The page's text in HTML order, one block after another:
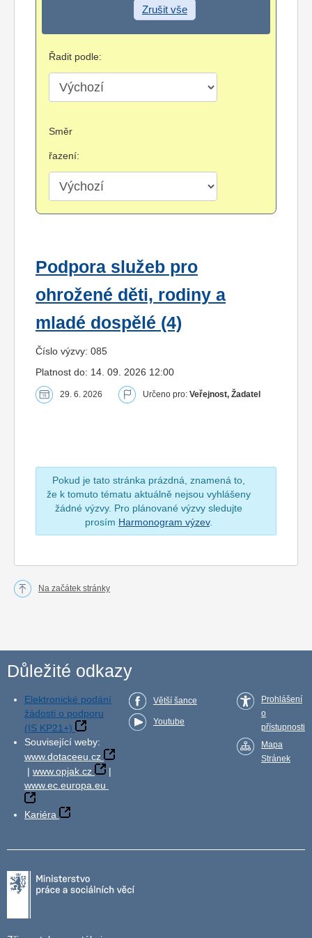
Zrušit vše
Řadit podle:
Směr
řazení:
Podpora služeb pro
ohrožené děti, rodiny a
mladé dospělé (4)
Číslo výzvy: 085
Platnost do: 14. 09. 2026 12:00
29. 6. 2026 Určeno pro: Veřejnost, Žadatel
Pokud je tato stránka prázdná, znamená to,
že k tomuto tématu aktuálně nejsou vyhlášeny
žádné výzvy. Pro plánované výzvy sledujte
prosím Harmonogram výzev.
Na začátek stránky
Důležité odkazy
Elektronické podání
žádosti o podporu
(IS KP21+)
Související weby:
www.dotaceeu.cz
| www.opjak.cz
|
www.ec.europa.eu
Kariéra
Větší šance
Youtube
Prohlášení
o
přístupnosti
Mapa
Stránek